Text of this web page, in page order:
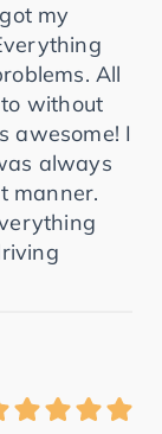
my
All
without
awesome! I
always
manner.